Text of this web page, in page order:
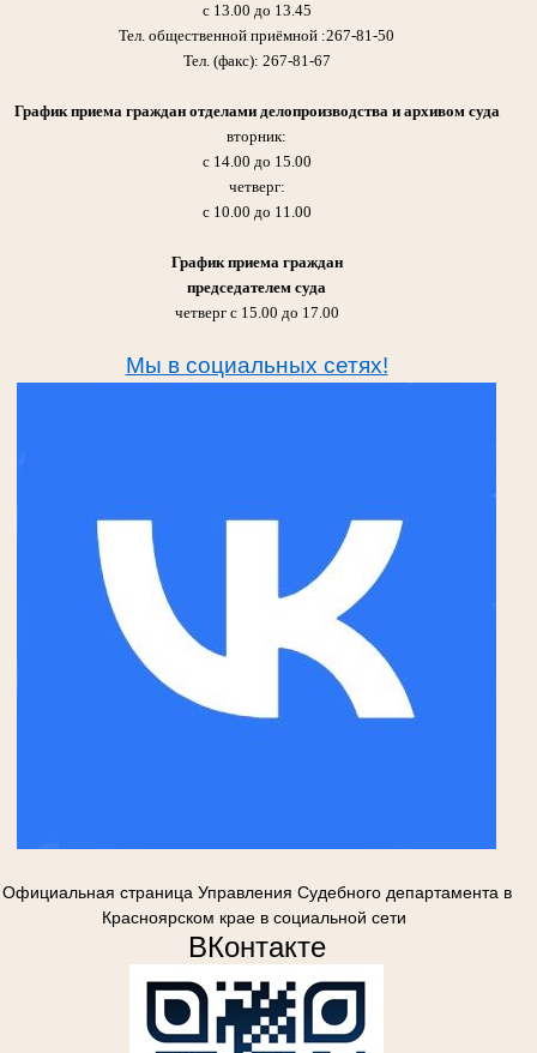
с 13.00 до 13.45
Тел. общественной приёмной :267-81-50
Тел. (факс): 267-81-67
График приема граждан отделами делопроизводства и архивом суда
вторник:
с 14.00 до 15.00
четверг:
с 10.00 до 11.00
График приема граждан
председателем суда
четверг с 15.00 до 17.00
Мы в социальных сетях!
Официальная страница Управления Судебного департамента в
Красноярском крае в социальной сети
ВКонтакте